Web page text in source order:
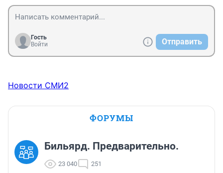
Гость
Войти
Отправить
Новости СМИ2
ФОРУМЫ
Бильярд. Предварительно.
23 040 251